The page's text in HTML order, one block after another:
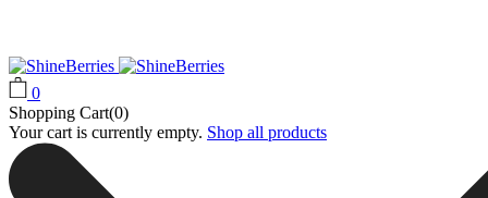
0
Shopping Cart(0)
Your cart is currently empty. Shop all products